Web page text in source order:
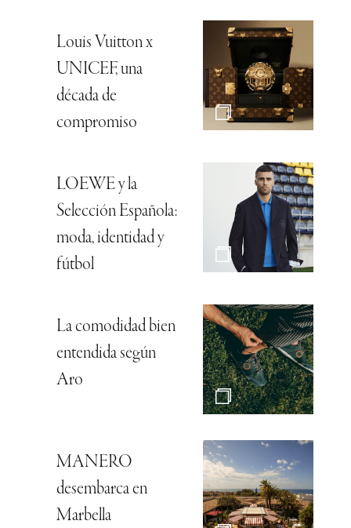
Louis Vuitton x
UNICEF, una
década de
compromiso
LOEWE y la
Selección Española:
moda, identidad y
fútbol
La comodidad bien
entendida según
Aro
MANERO
desembarca en
Marbella